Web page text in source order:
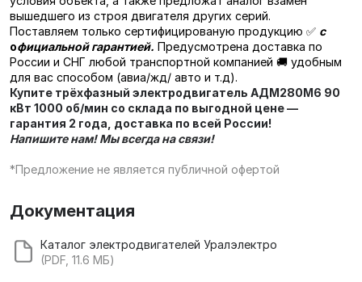
вышедшего из строя двигателя других серий.
Поставляем только сертифицированую продукцию ✅ с
официальной гарантией. Предусмотрена доставка по
России и СНГ любой транспортной компанией 🚚 удобным
для вас способом (авиа/жд/ авто и т.д).
Купите трёхфазный электродвигатель АДМ280М6 90
кВт 1000 об/мин со склада по выгодной цене —
гарантия 2 года, доставка по всей России!
Напишите нам! Мы всегда на связи!
*Предложение не является публичной офертой
Документация
Каталог электродвигателей Уралэлектро
(PDF, 11.6 МБ)